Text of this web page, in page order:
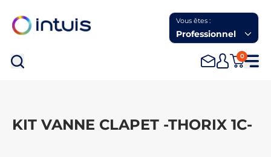
Vous êtes :
Professionnel
0
KIT VANNE CLAPET -THORIX 1C-